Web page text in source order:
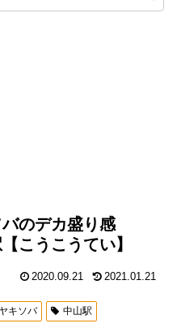
バのデカ盛り感
こうこうてい】
2020.09.21 2021.01.21
キソバ 中山駅